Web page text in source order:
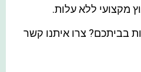
מקצועי ללא עלות.
בביתכם? צרו איתנו קשר